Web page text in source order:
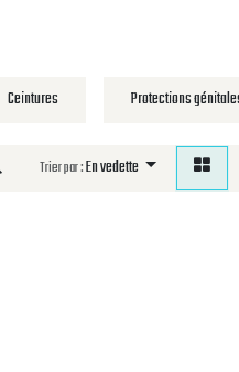
Ceintures Protections
Trier par :En vedette